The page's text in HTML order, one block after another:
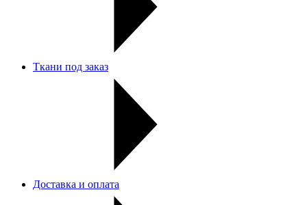
Ткани под заказ
Доставка и оплата